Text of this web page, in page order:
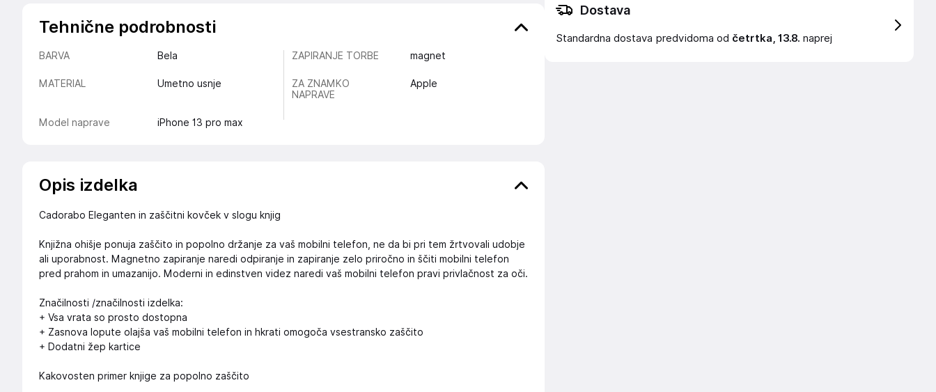
Tehnične podrobnosti
BARVA Bela ZAPIRANJE TORBE magnet
MATERIAL Umetno usnje
ZA ZNAMKO
NAPRAVE
Apple
Model naprave iPhone 13 pro max
Opis izdelka
Cadorabo Eleganten in zaščitni kovček v slogu knjig
Knjižna ohišje ponuja zaščito in popolno držanje za vaš mobilni telefon, ne da bi pri tem žrtvovali udobje
ali uporabnost. Magnetno zapiranje naredi odpiranje in zapiranje zelo priročno in ščiti mobilni telefon
pred prahom in umazanijo. Moderni in edinstven videz naredi vaš mobilni telefon pravi privlačnost za oči.
Značilnosti /značilnosti izdelka:
+ Vsa vrata so prosto dostopna
+ Zasnova lopute olajša vaš mobilni telefon in hkrati omogoča vsestransko zaščito
+ Dodatni žep kartice
Kakovosten primer knjige za popolno zaščito
Dostava
Standardna dostava predvidoma od četrtka, 13.8. naprej